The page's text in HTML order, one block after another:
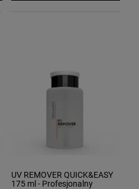
UV REMOVER QUICK&EASY
175 ml - Profesjonalny